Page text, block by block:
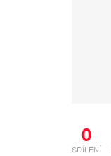
0
SDÍLENÍ